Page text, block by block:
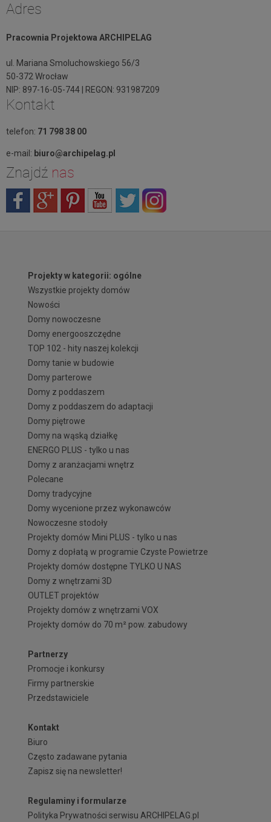
Adres
Pracownia Projektowa ARCHIPELAG
ul. Mariana Smoluchowskiego 56/3
50-372 Wrocław
NIP: 897-16-05-744 | REGON: 931987209
Kontakt
telefon: 71 798 38 00
e-mail: biuro@archipelag.pl
Znajdź nas
Projekty w kategorii: ogólne
Wszystkie projekty domów
Nowości
Domy nowoczesne
Domy energooszczędne
TOP 102 - hity naszej kolekcji
Domy tanie w budowie
Domy parterowe
Domy z poddaszem
Domy z poddaszem do adaptacji
Domy piętrowe
Domy na wąską działkę
ENERGO PLUS - tylko u nas
Domy z aranżacjami wnętrz
Polecane
Domy tradycyjne
Domy wycenione przez wykonawców
Nowoczesne stodoły
Projekty domów Mini PLUS - tylko u nas
Domy z dopłatą w programie Czyste Powietrze
Projekty domów dostępne TYLKO U NAS
Domy z wnętrzami 3D
OUTLET projektów
Projekty domów z wnętrzami VOX
Projekty domów do 70 m² pow. zabudowy
Partnerzy
Promocje i konkursy
Firmy partnerskie
Przedstawiciele
Kontakt
Biuro
Często zadawane pytania
Zapisz się na newsletter!
Regulaminy i formularze
Polityka Prywatności serwisu ARCHIPELAG.pl